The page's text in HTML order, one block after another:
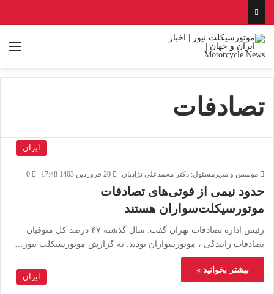
تصادفات
ایران
موسس و مدیرمسئول: دکتر محمدعلی نژادیان 20 فروردین 1403 17:48 0
حدود نیمی از فوتی‌های تصادفات
موتورسیکلت‌سواران هستند
رئیس اداره تصادفات تهران گفت: سال گذشته ۴۷ درصد کل متوفیان
تصادفات رانندگی ، موتورسواران بودند. به گزارش موتورسیکلت نیوز…
بیشتر بخوانید »
ایران